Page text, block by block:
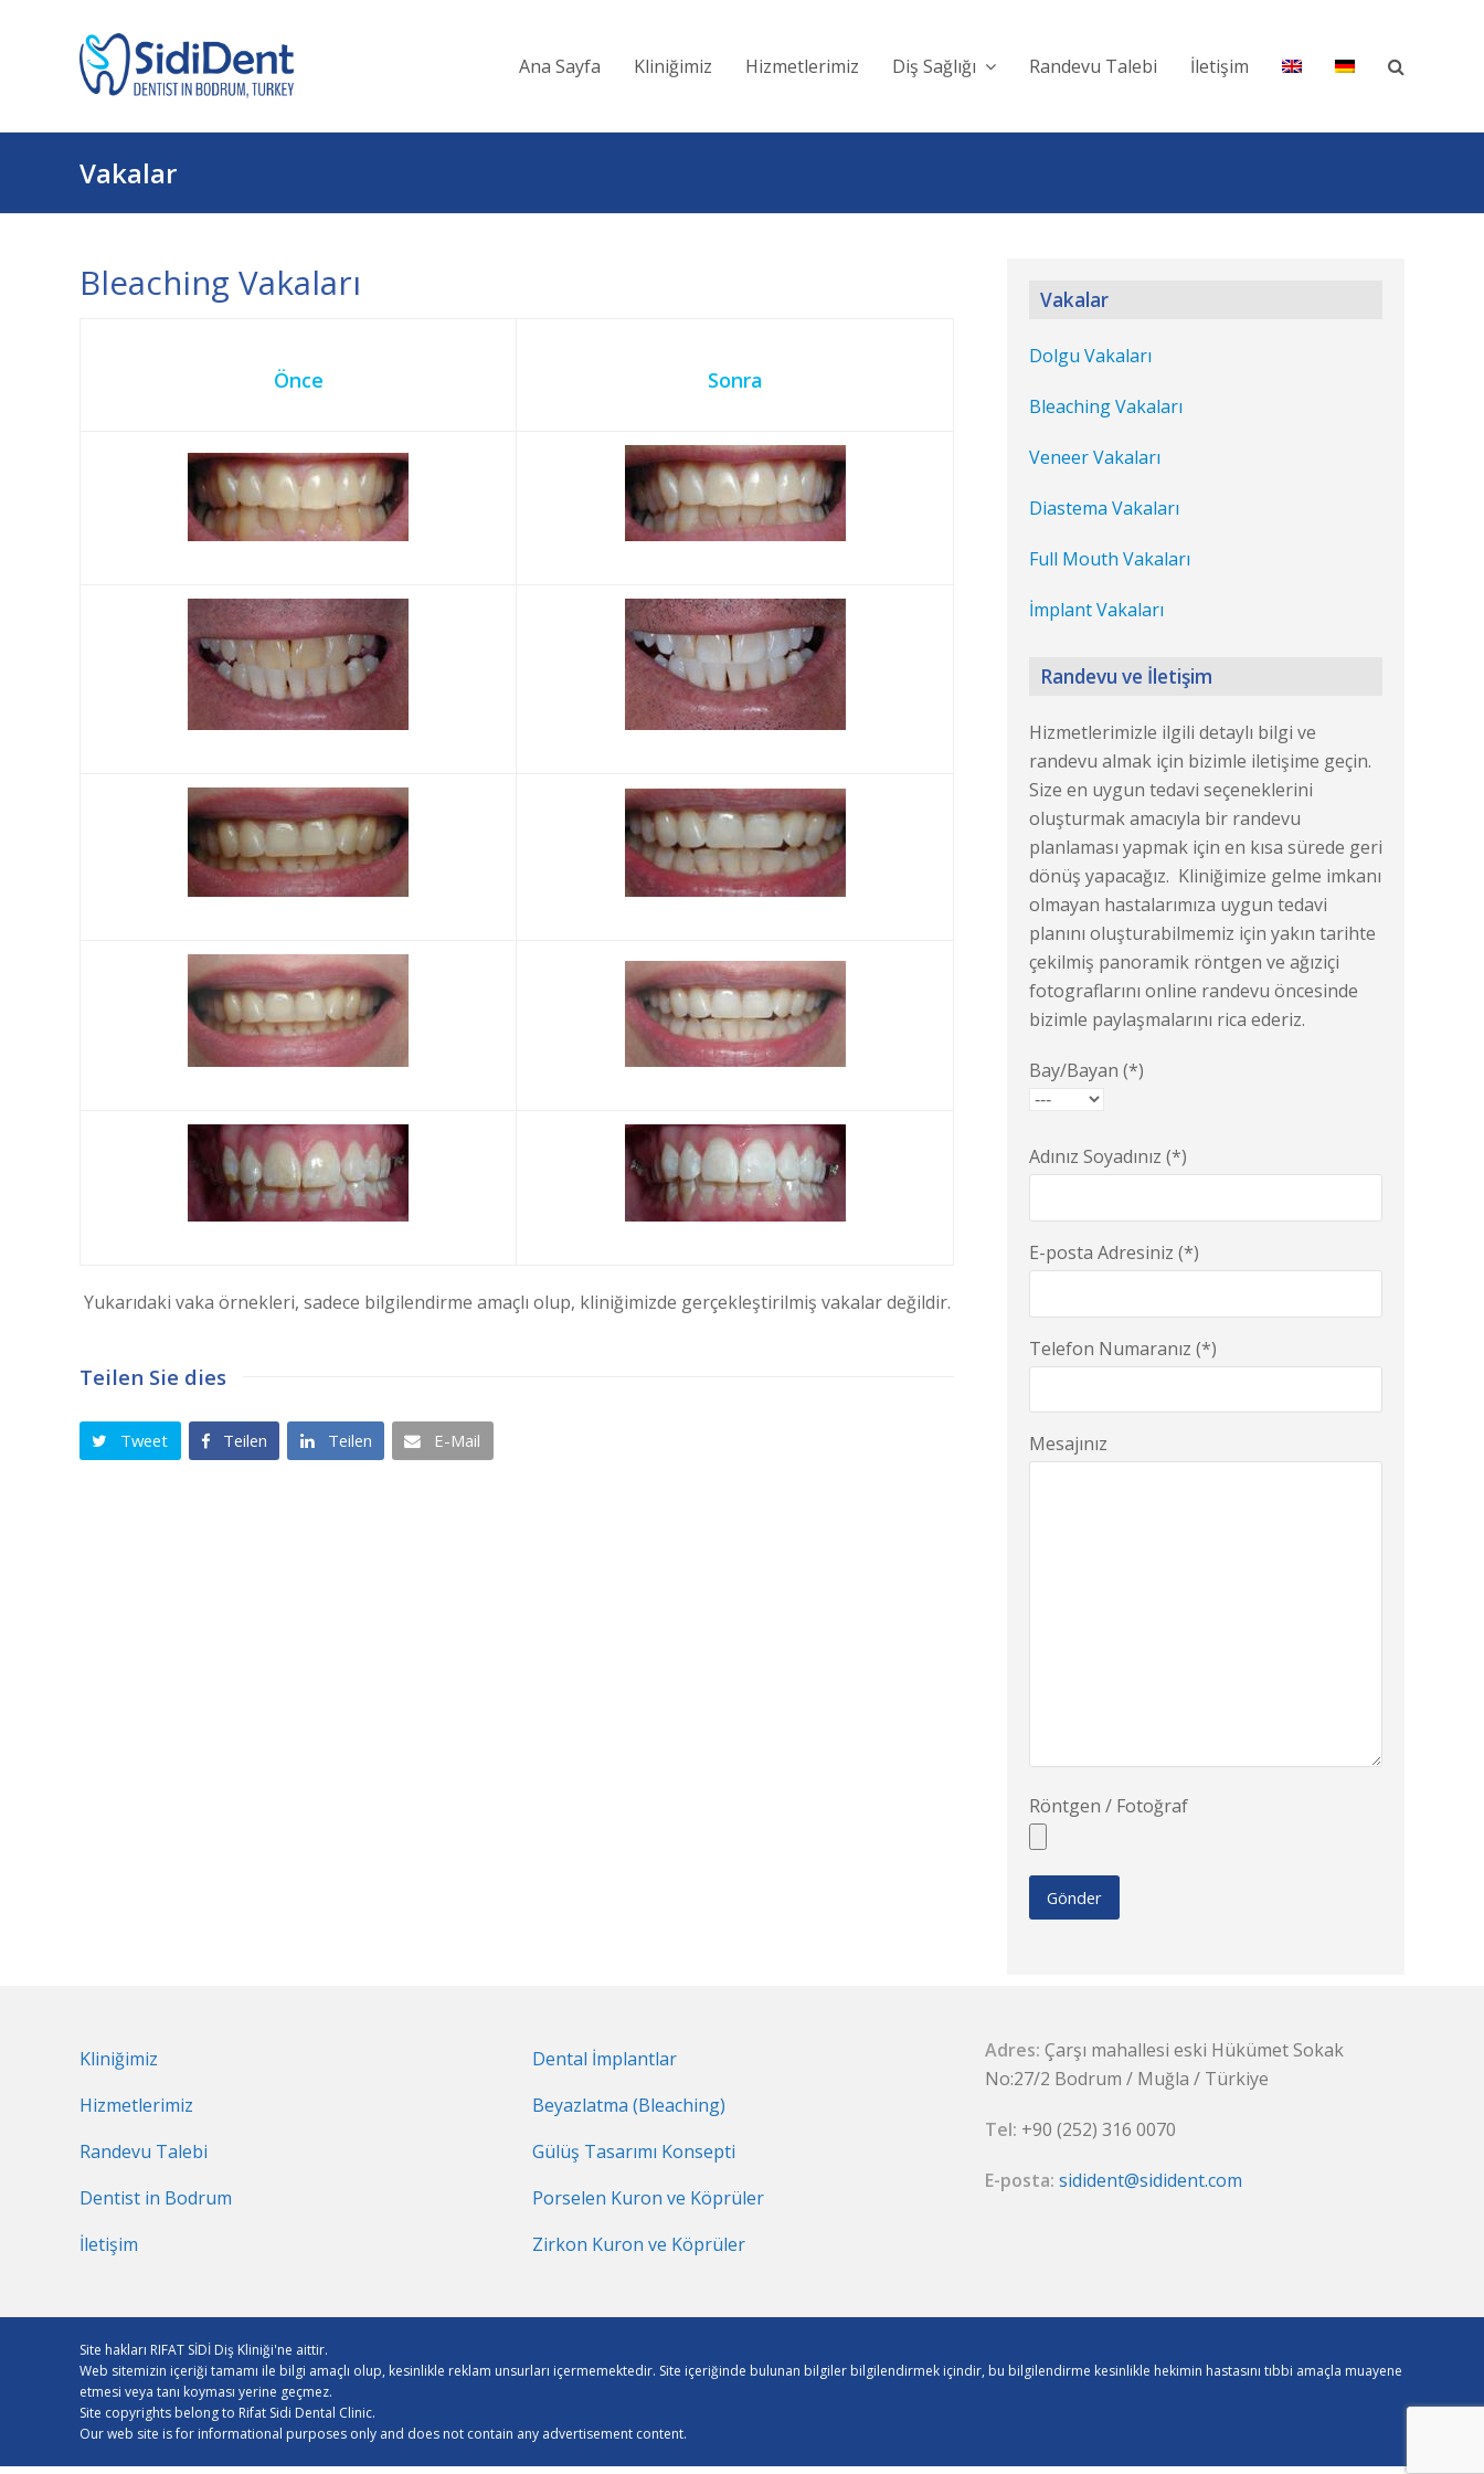
Ana Sayfa Kliniğimiz Hizmetlerimiz Diş Sağlığı Randevu Talebi İletişim
Vakalar
Bleaching Vakaları
Önce Sonra
Yukarıdaki vaka örnekleri, sadece bilgilendirme amaçlı olup, kliniğimizde gerçekleştirilmiş vakalar değildir.
Teilen Sie dies
Tweet Teilen Teilen E-Mail
Vakalar
Dolgu Vakaları
Bleaching Vakaları
Veneer Vakaları
Diastema Vakaları
Full Mouth Vakaları
İmplant Vakaları
Randevu ve İletişim
Hizmetlerimizle ilgili detaylı bilgi ve
randevu almak için bizimle iletişime geçin.
Size en uygun tedavi seçeneklerini
oluşturmak amacıyla bir randevu
planlaması yapmak için en kısa sürede geri
dönüş yapacağız. Kliniğimize gelme imkanı
olmayan hastalarımıza uygun tedavi
planını oluşturabilmemiz için yakın tarihte
çekilmiş panoramik röntgen ve ağıziçi
fotograflarını online randevu öncesinde
bizimle paylaşmalarını rica ederiz.
Bay/Bayan (*)
Adınız Soyadınız (*)
E-posta Adresiniz (*)
Telefon Numaranız (*)
Mesajınız
Röntgen / Fotoğraf
Kliniğimiz
Hizmetlerimiz
Randevu Talebi
Dentist in Bodrum
İletişim
Dental İmplantlar
Beyazlatma (Bleaching)
Gülüş Tasarımı Konsepti
Porselen Kuron ve Köprüler
Zirkon Kuron ve Köprüler
Adres: Çarşı mahallesi eski Hükümet Sokak
No:27/2 Bodrum / Muğla / Türkiye
Tel: +90 (252) 316 0070
E-posta: sidident@sidident.com
Site hakları RIFAT SİDİ Diş Kliniği'ne aittir.
Web sitemizin içeriği tamamı ile bilgi amaçlı olup, kesinlikle reklam unsurları içermemektedir. Site içeriğinde bulunan bilgiler bilgilendirmek içindir, bu bilgilendirme kesinlikle hekimin hastasını tıbbi amaçla muayene
etmesi veya tanı koyması yerine geçmez.
Site copyrights belong to Rifat Sidi Dental Clinic.
Our web site is for informational purposes only and does not contain any advertisement content.